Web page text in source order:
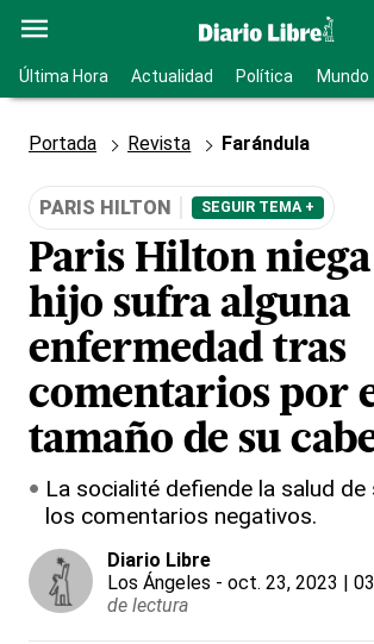
Última Hora Actualidad Política Mundo
Portada Revista Farándula
PARIS HILTON SEGUIR TEMA +
Paris Hilton niega
hijo sufra alguna
enfermedad tras
comentarios por
tamaño de su
La socialité defiende la salud de
los comentarios negativos.
Diario Libre
Los Ángeles - oct. 23, 2023 |
de lectura